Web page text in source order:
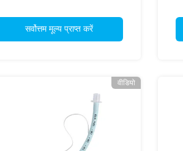
सर्वोत्तम मूल्य प्राप्त करें
वीडियो